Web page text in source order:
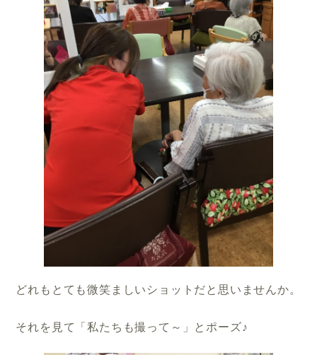
どれもとても微笑ましいショットだと思いませんか。
それを見て「私たちも撮って～」とポーズ♪